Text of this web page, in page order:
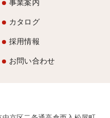
事業案内
カタログ
採用情報
お問い合わせ